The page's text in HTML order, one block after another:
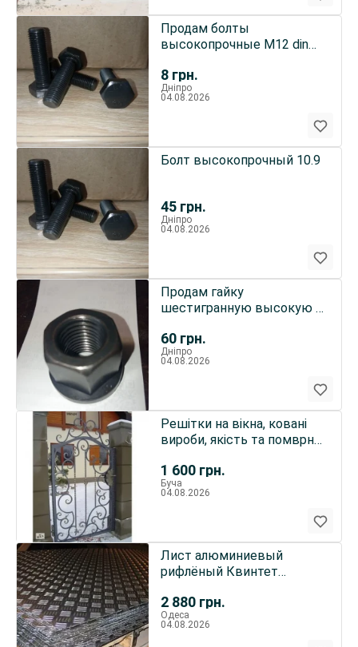
8 грн.
Продам болты
высокопрочные М12 din
Дніпро
04.08.2026
45 грн.
Болт высокопрочный 10.9
Дніпро
04.08.2026
60 грн.
Продам гайку
шестигранную высокую с
Дніпро
04.08.2026
1 600 грн.
Решітки на вікна, ковані
вироби, якість та помврна
Буча
04.08.2026
2 880 грн.
Лист алюминиевый
рифлёный Квинтет
ассортимент
Одеса
04.08.2026